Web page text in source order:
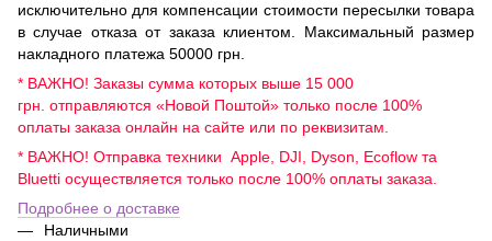
исключительно для компенсации стоимости пересылки товара
в случае отказа от заказа клиентом. Максимальный размер
накладного платежа 50000 грн.
* ВАЖНО! Заказы сумма которых выше 15 000
грн. отправляются «Новой Поштой» только после 100%
оплаты заказа онлайн на сайте или по реквизитам.
* ВАЖНО! Отправка техники Apple, DJI, Dyson, Ecoflow та
Bluetti осуществляется только после 100% оплаты заказа.
Подробнее о доставке
Наличными